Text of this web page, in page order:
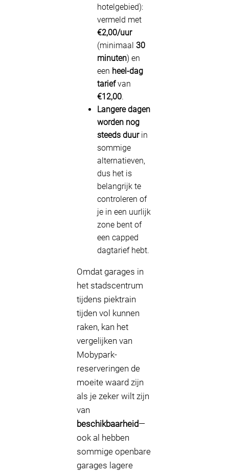
hotelgebied):
vermeld met
€2,00/uur
(minimaal 30
minuten) en
een heel-dag
tariefvan
€12,00.
Langere dagen
worden nog
steeds duurin
sommige
alternatieven,
dus het is
belangrijk te
controleren of
je in een uurlijk
zone bent of
een capped
dagtarief hebt.
Omdat garages in
het stadscentrum
tijdens piektrain
tijden vol kunnen
raken, kan het
vergelijken van
Mobypark-
reserveringen de
moeite waard zijn
als je zeker wilt zijn
van
beschikbaarheid—
ook al hebben
sommige openbare
garages lagere